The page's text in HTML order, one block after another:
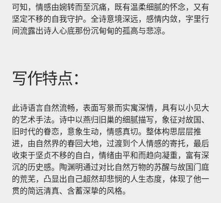
可知，情感由婉转而至沉痛，既有温柔细腻的怀念，又有
坚定不移的自我守护。全诗意境深远，感情内敛，字里行
间流露出诗人心底那份沉甸甸的孤高与悲凉。
写作特点：
此诗语言自然流畅，表面写景而实寓深情，具有以小见大
的艺术手法。诗中以燕归旧巢的细腻描写，象征对故国、
旧时代的眷恋，意象生动，情感真切。整体构思层层推
进，由自然界的春回大地，过渡到个人情感的寄托，最后
收束于坚贞不移的自白，情绪由平和而趋向凝重，富有深
沉的历史感。陶渊明通过对比自然万物的苏醒与故国门庭
的荒芜，凸显出自己超然却悲悯的人生态度，体现了他一
贯的简远清真、含蓄深挚的风格。